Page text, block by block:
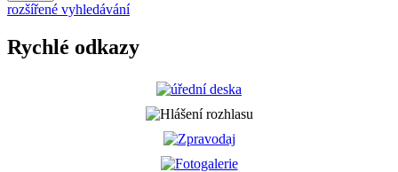
rozšířené vyhledávání
Rychlé odkazy